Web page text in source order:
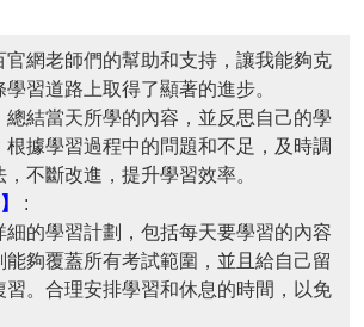
網老師們的幫助和支持，讓我能夠克
習道路上取得了顯著的進步。
總結當天所學的內容，並反思自己的學
根據學習過程中的問題和不足，及時調
不斷改進，提升學習效率。
:
細的學習計劃，包括每天要學習的內容
夠覆蓋所有考試範圍，並且給自己留
習。合理安排學習和休息的時間，以免